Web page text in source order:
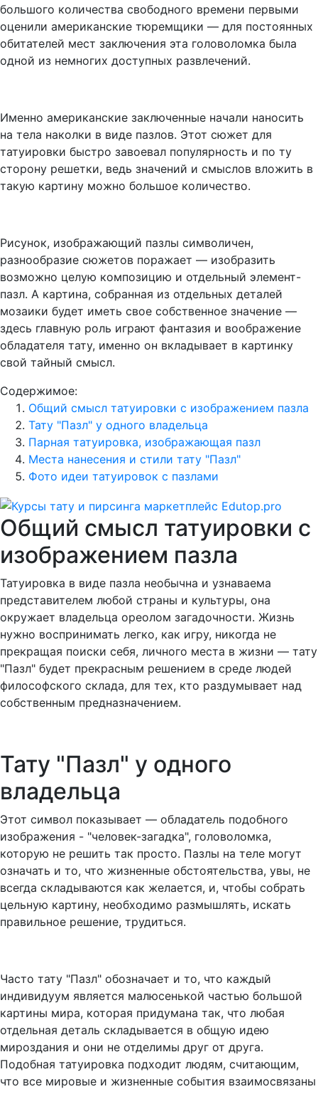
большого количества свободного времени первыми
оценили американские тюремщики — для постоянных
обитателей мест заключения эта головоломка была
одной из немногих доступных развлечений.
Именно американские заключенные начали наносить
на тела наколки в виде пазлов. Этот сюжет для
татуировки быстро завоевал популярность и по ту
сторону решетки, ведь значений и смыслов вложить в
такую картину можно большое количество.
Рисунок, изображающий пазлы символичен,
разнообразие сюжетов поражает — изобразить
возможно целую композицию и отдельный элемент-
пазл. А картина, собранная из отдельных деталей
мозаики будет иметь свое собственное значение —
здесь главную роль играют фантазия и воображение
обладателя тату, именно он вкладывает в картинку
свой тайный смысл.
Содержимое:
Общий смысл татуировки с изображением пазла
Тату "Пазл" у одного владельца
Парная татуировка, изображающая пазл
Места нанесения и стили тату "Пазл"
Фото идеи татуировок с пазлами
Общий смысл татуировки с
изображением пазла
Татуировка в виде пазла необычна и узнаваема
представителем любой страны и культуры, она
окружает владельца ореолом загадочности. Жизнь
нужно воспринимать легко, как игру, никогда не
прекращая поиски себя, личного места в жизни — тату
"Пазл" будет прекрасным решением в среде людей
философского склада, для тех, кто раздумывает над
собственным предназначением.
Тату "Пазл" у одного
владельца
Этот символ показывает — обладатель подобного
изображения - "человек-загадка", головоломка,
которую не решить так просто. Пазлы на теле могут
означать и то, что жизненные обстоятельства, увы, не
всегда складываются как желается, и, чтобы собрать
цельную картину, необходимо размышлять, искать
правильное решение, трудиться.
Часто тату "Пазл" обозначает и то, что каждый
индивидуум является малюсенькой частью большой
картины мира, которая придумана так, что любая
отдельная деталь складывается в общую идею
мироздания и они не отделимы друг от друга.
Подобная татуировка подходит людям, считающим,
что все мировые и жизненные события взаимосвязаны